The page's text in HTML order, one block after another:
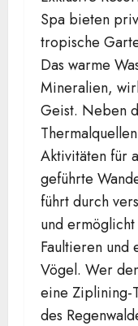
Spa bieten
tropische
Das warme
Mineralien,
Geist. Neben
Aktivitäten für
geführte
führt durch
und
Faultieren und
Vögel. Wer
eine Ziplining-
des